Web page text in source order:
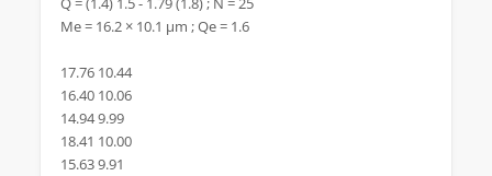
Me = 16.2 × 10.1 µm ; Qe = 1.6
17.76 10.44
16.40 10.06
14.94 9.99
18.41 10.00
15.63 9.91